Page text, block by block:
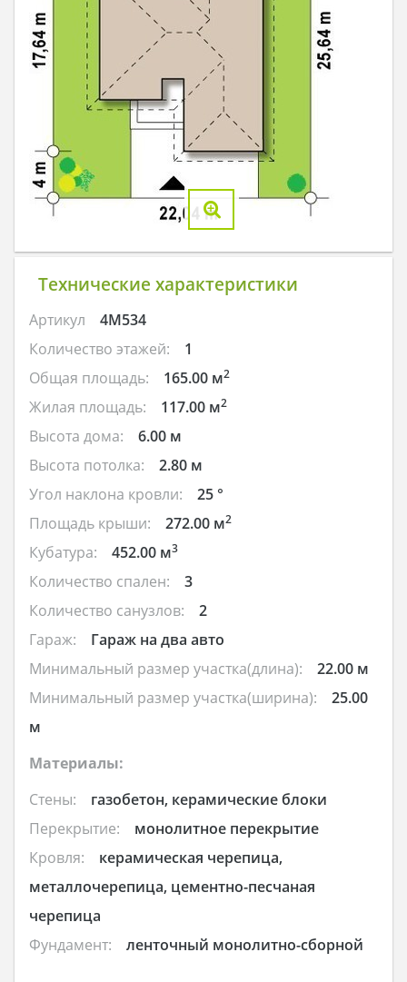
Технические характеристики
Артикул
4M534
Количество этажей:
1
Общая площадь:
165.00 м2
Жилая площадь: 117.00 м2
Высота дома:
6.00 м
Высота потолка:
2.80 м
Угол наклона кровли:
25 °
Площадь крыши:
272.00 м2
Кубатура: 452.00 м3
Количество спален:
3
Количество санузлов:
2
Гараж:
Гараж на два авто
Минимальный размер участка(длина):
22.00 м
Минимальный размер участка(ширина):
25.00
м
Материалы:
Стены:
газобетон, керамические блоки
Перекрытие:
монолитное перекрытие
Кровля:
керамическая черепица,
металлочерепица, цементно-песчаная
черепица
Фундамент:
ленточный монолитно-сборной